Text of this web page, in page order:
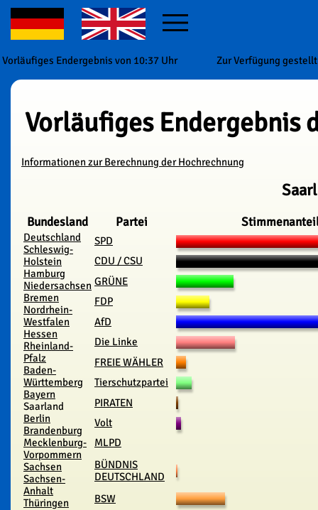
Vorläufiges Endergebnis von 10:37 Uhr Zur Verfügung
Vorläufiges Endergebnis
Informationen zur Berechnung der Hochrechnung
Bundesland Partei
Deutschland
Schleswig-
Holstein
Hamburg
Niedersachsen
Bremen
Nordrhein-
Westfalen
Hessen
Rheinland-
Pfalz
Baden-
Württemberg
Bayern
Saarland
Berlin
Brandenburg
Mecklenburg-
Vorpommern
Sachsen
Sachsen-
Anhalt
Thüringen
SPD
CDU / CSU
GRÜNE
FDP
AfD
Die Linke
FREIE WÄHLER
Tierschutzpartei
PIRATEN
Volt
MLPD
BÜNDNIS
DEUTSCHLAND
BSW